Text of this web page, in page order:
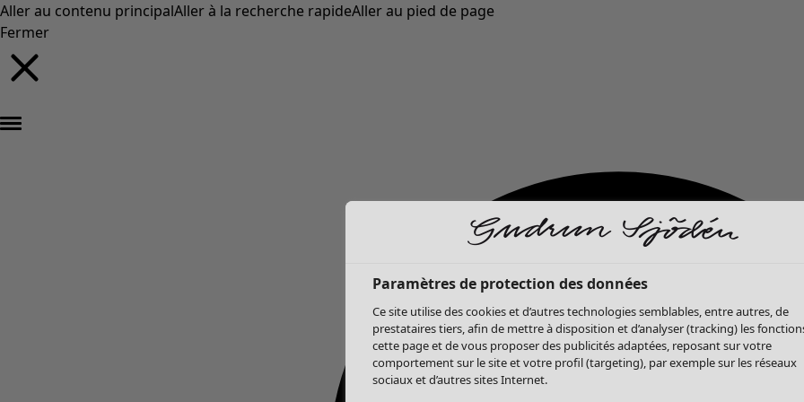
Aller au contenu principalAller à la recherche rapideAller au pied de page
Fermer
Paramètres de protection des données
Ce site utilise des cookies et d’autres technologies semblables, entre autres, de
prestataires tiers, afin de mettre à disposition et d’analyser (tracking) les
cette page et de vous proposer des publicités adaptées, reposant sur votre
comportement sur le site et votre profil (targeting), par exemple sur les réseaux
sociaux et d’autres sites Internet.